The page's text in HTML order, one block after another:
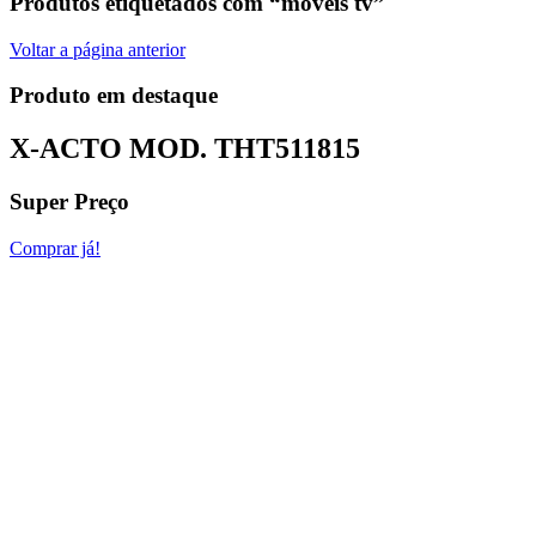
Voltar a página anterior
Produto em destaque
X-ACTO MOD. THT511815
Super Preço
Comprar já!